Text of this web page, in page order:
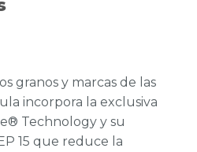
granos y marcas de las
incorpora la exclusiva
Technology y su
15 que reduce la